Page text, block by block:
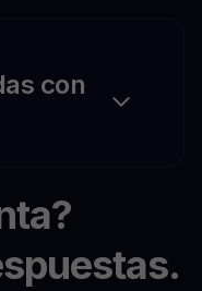
con